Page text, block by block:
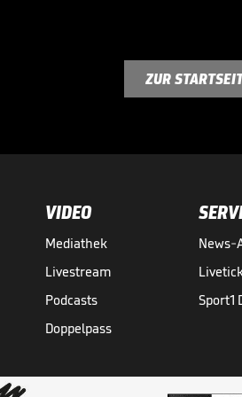
ZUR
VIDEO
Mediathek
Livestream
Podcasts
Doppelpass
News-
Sport1